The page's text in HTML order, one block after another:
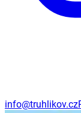
info@truhlikov.cz